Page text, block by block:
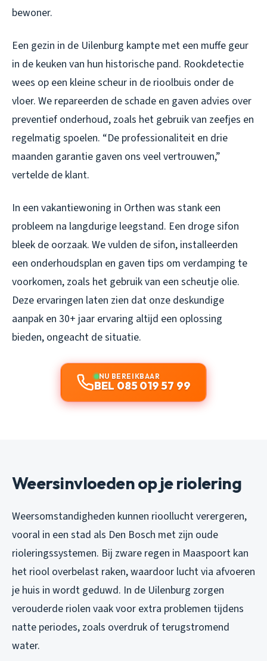
bewoner.
Een gezin in de Uilenburg kampte met een muffe geur
in de keuken van hun historische pand. Rookdetectie
wees op een kleine scheur in de rioolbuis onder de
vloer. We repareerden de schade en gaven advies over
preventief onderhoud, zoals het gebruik van zeefjes en
regelmatig spoelen. “De professionaliteit en drie
maanden garantie gaven ons veel vertrouwen,”
vertelde de klant.
In een vakantiewoning in Orthen was stank een
probleem na langdurige leegstand. Een droge sifon
bleek de oorzaak. We vulden de sifon, installeerden
een onderhoudsplan en gaven tips om verdamping te
voorkomen, zoals het gebruik van een scheutje olie.
Deze ervaringen laten zien dat onze deskundige
aanpak en 30+ jaar ervaring altijd een oplossing
bieden, ongeacht de situatie.
NU BEREIKBAAR
BEL 085 019 57 99
Weersinvloeden op je riolering
Weersomstandigheden kunnen rioollucht verergeren,
vooral in een stad als Den Bosch met zijn oude
rioleringssystemen. Bij zware regen in Maaspoort kan
het riool overbelast raken, waardoor lucht via afvoeren
je huis in wordt geduwd. In de Uilenburg zorgen
verouderde riolen vaak voor extra problemen tijdens
natte periodes, zoals overdruk of terugstromend
water.